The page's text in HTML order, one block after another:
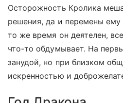
Осторожность Кролика
решения, да и перемены ему
то же время он деятелен,
что-то обдумывает. На
занудой, но при близком
искренностью и